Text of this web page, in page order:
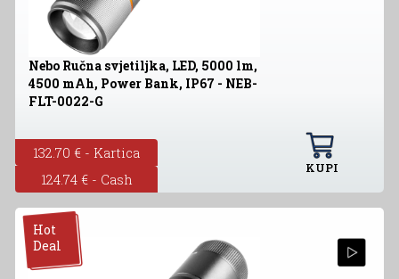
Nebo Ručna svjetiljka, LED, 5000 lm,
4500 mAh, Power Bank, IP67 - NEB-
FLT-0022-G
132.70 € - Kartica
124.74 € - Cash
KUPI
Hot
Deal